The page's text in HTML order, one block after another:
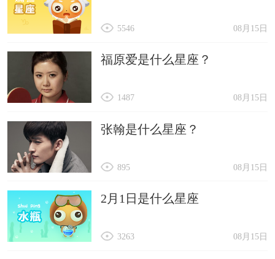
08月15日
5546
福原爱是什么星座？
08月15日
1487
张翰是什么星座？
08月15日
895
2月1日是什么星座
08月15日
3263